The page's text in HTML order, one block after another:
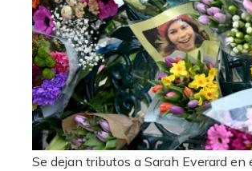
Se dejan tributos a Sarah Everard en